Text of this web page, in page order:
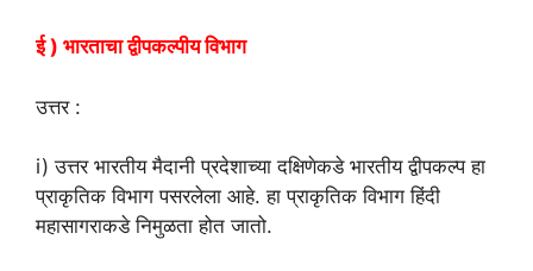
ई ) भारताचा द्वीपकल्पीय विभाग
उत्तर :
i) उत्तर भारतीय मैदानी प्रदेशाच्या दक्षिणेकडे भारतीय द्वीपकल्प हा
प्राकृतिक विभाग पसरलेला आहे. हा प्राकृतिक विभाग हिंदी
महासागराकडे निमुळता होत जातो.